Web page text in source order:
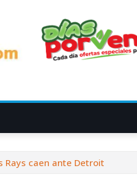
Rays caen ante Detroit